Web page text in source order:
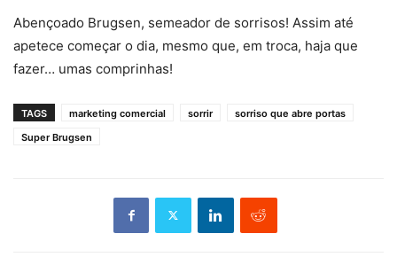
Abençoado Brugsen, semeador de sorrisos! Assim até
apetece começar o dia, mesmo que, em troca, haja que
fazer… umas comprinhas!
TAGS marketing comercial sorrir
sorriso que abre portas
Super Brugsen